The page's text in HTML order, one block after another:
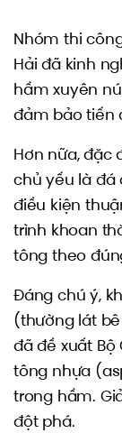
Nhóm thi
Hải đã kinh
hầm xuyên
đảm bảo tiến
Hơn nữa, đặc
chủ yếu là đá
điều kiện
trình khoan
tông theo
Đáng chú ý,
(thường lát
đã đề xuất Bộ
tông nhựa
trong hầm.
đột phá.